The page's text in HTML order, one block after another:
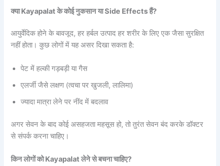
क्या Kayapalat के कोई नुकसान या Side Effects हैं?
आयुर्वेदिक होने के बावजूद, हर हर्बल उत्पाद हर शरीर के लिए एक जैसा सुरक्षित
नहीं होता। कुछ लोगों में यह असर दिखा सकता है:
पेट में हल्की गड़बड़ी या गैस
एलर्जी जैसे लक्षण (त्वचा पर खुजली, लालिमा)
ज्यादा मात्रा लेने पर नींद में बदलाव
अगर सेवन के बाद कोई असहजता महसूस हो, तो तुरंत सेवन बंद करके डॉक्टर
से संपर्क करना चाहिए।
किन लोगों को Kayapalat लेने से बचना चाहिए?